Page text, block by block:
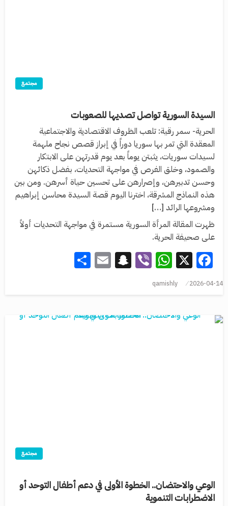
مجتمع
السيدة السورية تواصل تصديها للصعوبات
الحرية- سمر رقية: تلعب الظروف الاقتصادية والاجتماعية
المعقدة التي تمر بها سوريا دوراً في إبراز قصص نجاح ملهمة
لسيدات سوريات، يثبتن يوماً بعد يوم قدرتهن على الابتكار
والصمود، وخلق الفرص في مواجهة التحديات، بفضل ذكائهن
وحسن تدبيرهن، وإصرارهن على تحسين حياة أسرهن. ومن بين
هذه النماذج المشرقة، اخترنا اليوم قصة السيدة محاسن إبراهيم
ومشروعها الرائد […]
ظهرت المقالة المرأة السورية مستمرة في مواجهة التحديات أولاً
على صحيفة الحرية.
Facebook
X
WhatsApp
Viber
Snapchat
Email
2026-04-14
qamishly
مجتمع
الوعي والاحتضان.. الخطوة الأولى في دعم أطفال التوحد أو
الاضطرابات التنموية